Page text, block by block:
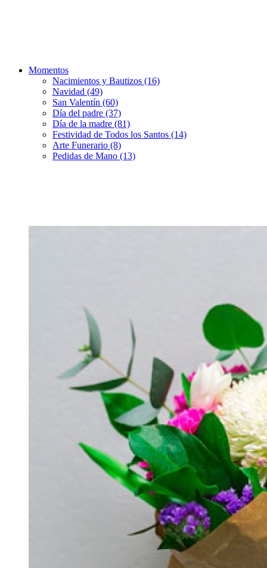
Momentos
Nacimientos y Bautizos (16)
Navidad (49)
San Valentín (60)
Día del padre (37)
Día de la madre (81)
Festividad de Todos los Santos (14)
Arte Funerario (8)
Pedidas de Mano (13)